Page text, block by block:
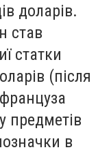
доларів.
став
статки
(після
предметів
в